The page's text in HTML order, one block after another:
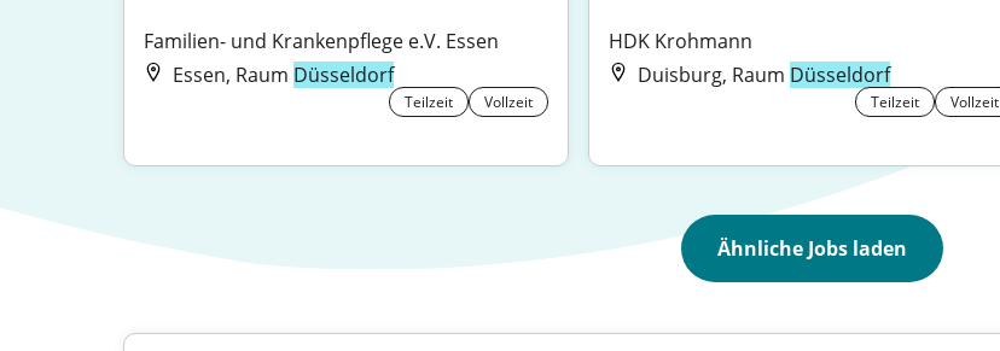
Familien- und Krankenpflege e.V. Essen
Essen, Raum Düsseldorf
Teilzeit Vollzeit
HDK Krohmann
Duisburg, Raum Düsseldorf
Teilzeit Vollzeit
Ähnliche Jobs laden